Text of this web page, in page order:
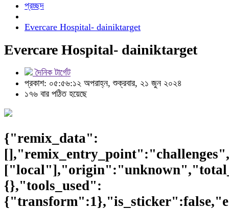
প্রচ্ছদ
Evercare Hospital- dainiktarget
Evercare Hospital- dainiktarget
দৈনিক টার্গেট
প্রকাশ: ০৫:৫৬:১২ অপরাহ্ন, শুক্রবার, ২১ জুন ২০২৪
১৭৬ বার পঠিত হয়েছে
{"remix_data":
{},"tools_used":